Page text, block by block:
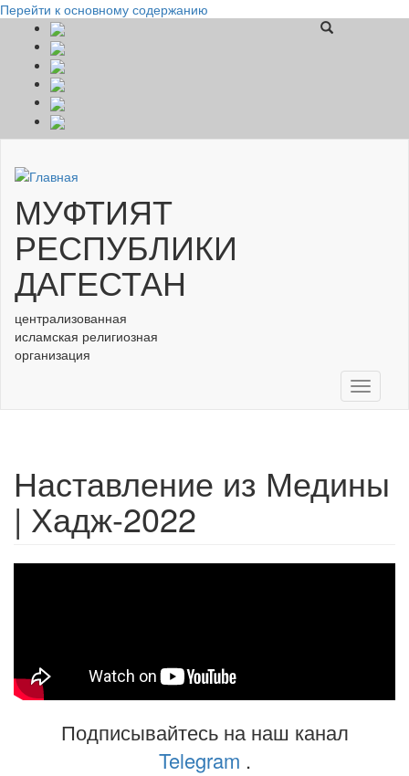
Перейти к основному содержанию
МУФТИЯТ
РЕСПУБЛИКИ
ДАГЕСТАН
централизованная
исламская религиозная
организация
Toggle
Наставление из Медины
| Хадж-2022
Подписывайтесь на наш канал
Telegram .